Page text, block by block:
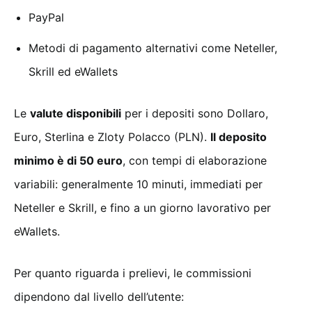
PayPal
Metodi di pagamento alternativi come Neteller,
Skrill ed eWallets
Le valute disponibili per i depositi sono Dollaro,
Euro, Sterlina e Zloty Polacco (PLN). Il deposito
minimo è di 50 euro, con tempi di elaborazione
variabili: generalmente 10 minuti, immediati per
Neteller e Skrill, e fino a un giorno lavorativo per
eWallets.
Per quanto riguarda i prelievi, le commissioni
dipendono dal livello dell’utente: